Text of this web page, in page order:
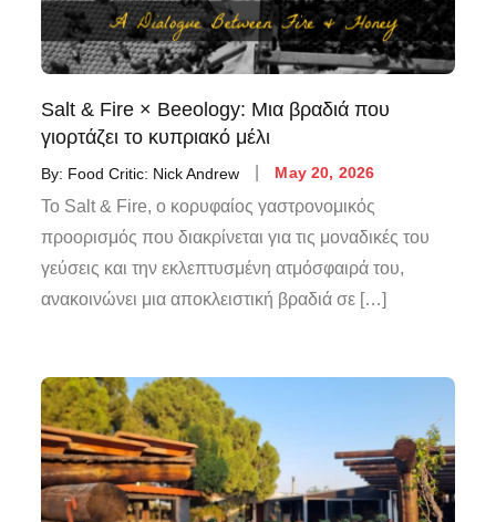
Salt & Fire × Beeology: Μια βραδιά που
γιορτάζει το κυπριακό μέλι
By: Food Critic: Nick Andrew May 20, 2026
Το Salt & Fire, ο κορυφαίος γαστρονομικός
προορισμός που διακρίνεται για τις μοναδικές του
γεύσεις και την εκλεπτυσμένη ατμόσφαιρά του,
ανακοινώνει μια αποκλειστική βραδιά σε […]